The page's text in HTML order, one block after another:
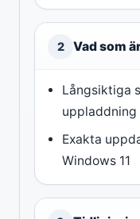
2 Vad som
Långsiktiga
Exakta
Windows 11